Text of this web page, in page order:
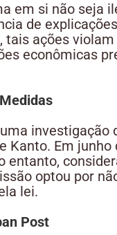
em si não seja
de
tais ações
econômicas
investigação
Kanto. Em
entanto,
optou por
lei.
Post